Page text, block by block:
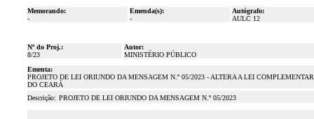
Memorando:
-
Emenda(s):
-
Autógrafo:
AULC 12
Nº do Proj.:
8/23
Autor:
MINISTÉRIO PÚBLICO
Ementa:
PROJETO DE LEI ORIUNDO DA MENSAGEM N.º 05/2023 - ALTERA A LEI
DO CEARÁ
Descrição: PROJETO DE LEI ORIUNDO DA MENSAGEM N.º 05/2023